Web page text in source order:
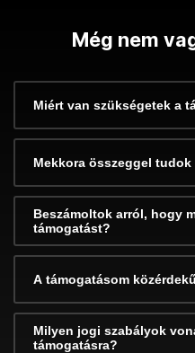
Még nem
Miért van szükségetek a
Mekkora összeggel
Beszámoltok arról, hogy
támogatást?
A támogatásom
Milyen jogi szabályok
támogatásra?